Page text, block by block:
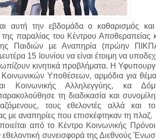
αυτή την εβδομάδα ο καθαρισμός
της παραλίας του Κέντρου Αποθεραπείας
Παιδιών με Αναπηρία (πρώην
15 Ιουνίου να είναι έτοιμη να
κινητικά προβλήματα. Η
Κοινωνικών Υποθέσεων, αρμόδια για
Κοινωνικής Αλληλεγγύης, κα
τη διαδικασία και
τους εθελοντές αλλά και
με αναπηρίες που επισκέφτηκαν τη πλαζ.
από το Κέντρο Κοινωνικής
εθελοντική συνεισφορά της Διεθνούς